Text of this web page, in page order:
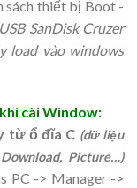
sách thiết bị Boot -
SanDisk Cruzer
load vào windows
cài Window:
từ ổ đĩa C (dữ liệu
Picture…)
PC -> Manager ->